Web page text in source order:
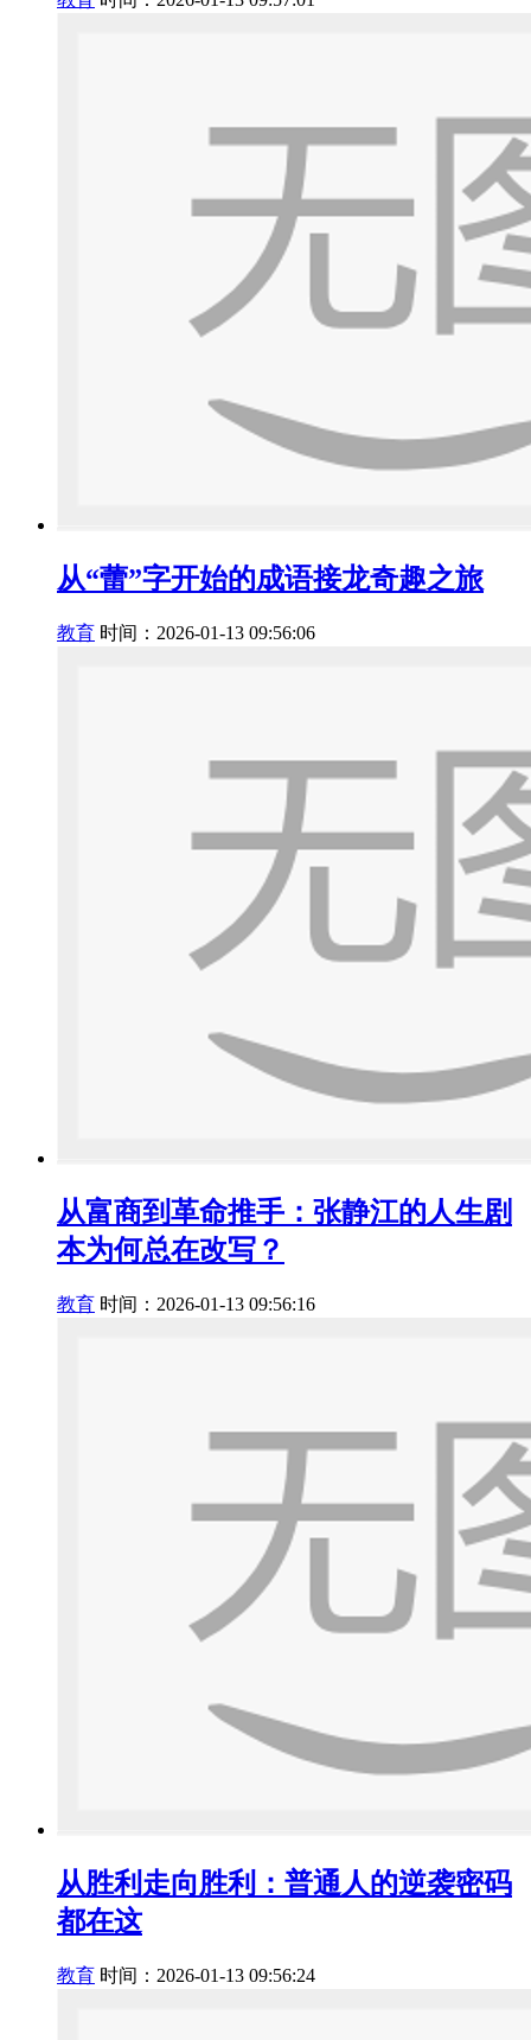
从“蕾”字开始的成语接龙奇趣之旅
教育 时间：2026-01-13 09:56:06
从富商到革命推手：张静江的人生剧
本为何总在改写？
教育 时间：2026-01-13 09:56:16
从胜利走向胜利：普通人的逆袭密码
都在这
教育 时间：2026-01-13 09:56:24